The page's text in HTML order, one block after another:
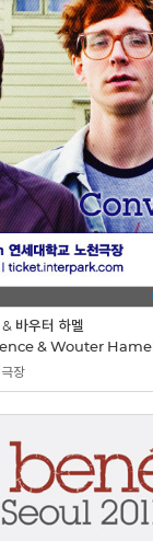
바우터 하멜
& Wouter Hamel
장